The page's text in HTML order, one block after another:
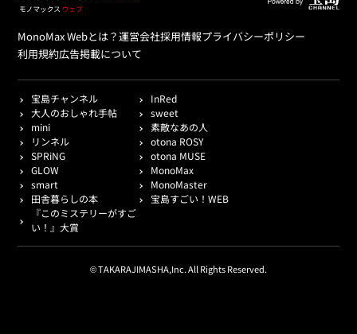
MonoMax Webとは？運営会社採用情報プライバシーポリシー
利用規約広告掲載について
宝島チャンネル
InRed
大人のおしゃれ手帖
sweet
mini
素敵なあの人
リンネル
otona ROSY
SPRiNG
otona MUSE
GLOW
MonoMax
smart
MonoMaster
田舎暮らしの本
宝島すごい！WEB
『このミステリーがすご
い！』大賞
© TAKARAJIMASHA,Inc. All Rights Reserved.